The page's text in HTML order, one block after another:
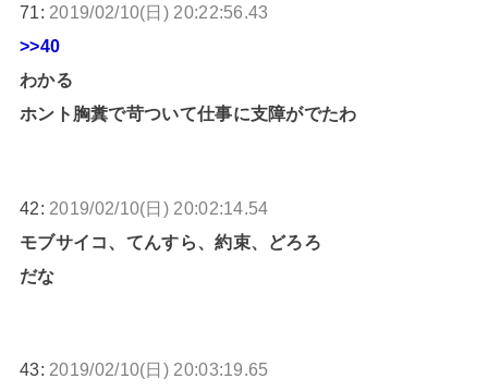
71: 2019/02/10(日) 20:22:56.43
>>40
わかる
ホント胸糞で苛ついて仕事に支障がでたわ
42: 2019/02/10(日) 20:02:14.54
モブサイコ、てんすら、約束、どろろ
だな
43: 2019/02/10(日) 20:03:19.65